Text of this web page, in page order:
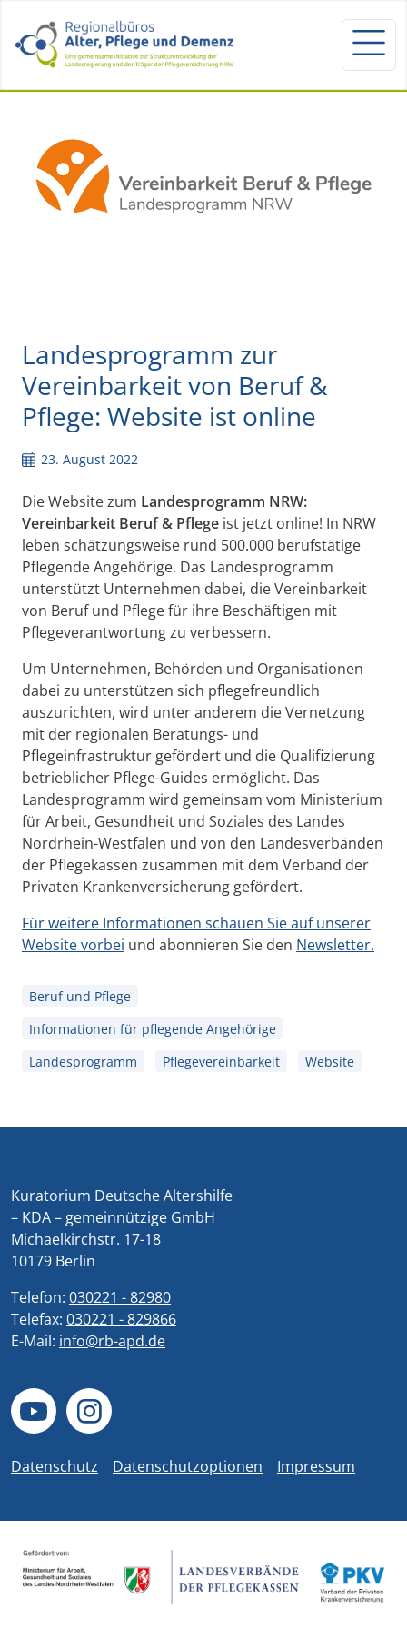
Landesprogramm zur
Vereinbarkeit von Beruf &
Pflege: Website ist online
23. August 2022
Die Website zum Landesprogramm NRW:
Vereinbarkeit Beruf & Pflege ist jetzt online! In NRW
leben schätzungsweise rund 500.000 berufstätige
Pflegende Angehörige. Das Landesprogramm
unterstützt Unternehmen dabei, die Vereinbarkeit
von Beruf und Pflege für ihre Beschäftigen mit
Pflegeverantwortung zu verbessern.
Um Unternehmen, Behörden und Organisationen
dabei zu unterstützen sich pflegefreundlich
auszurichten, wird unter anderem die Vernetzung
mit der regionalen Beratungs- und
Pflegeinfrastruktur gefördert und die Qualifizierung
betrieblicher Pflege-Guides ermöglicht. Das
Landesprogramm wird gemeinsam vom Ministerium
für Arbeit, Gesundheit und Soziales des Landes
Nordrhein-Westfalen und von den Landesverbänden
der Pflegekassen zusammen mit dem Verband der
Privaten Krankenversicherung gefördert.
Für weitere Informationen schauen Sie auf unserer
Website vorbei und abonnieren Sie den Newsletter.
Beruf und Pflege
Informationen für pflegende Angehörige
Landesprogramm
Pflegevereinbarkeit Website
Kuratorium Deutsche Altershilfe
– KDA – gemeinnützige GmbH
Michaelkirchstr. 17-18
10179 Berlin
Telefon: 030221 - 82980
Telefax: 030221 - 829866
E-Mail: info@rb-apd.de
Datenschutz Datenschutzoptionen Impressum